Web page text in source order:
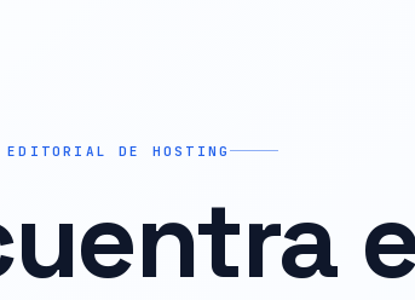
EDITORIAL DE HOSTING